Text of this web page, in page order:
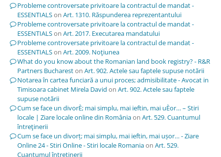
Probleme controversate privitoare la contractul de mandat -
ESSENTIALSon Art. 1310. Răspunderea reprezentantului
Probleme controversate privitoare la contractul de mandat -
ESSENTIALSon Art. 2017. Executarea mandatului
Probleme controversate privitoare la contractul de mandat -
ESSENTIALSon Art. 2009. Noţiunea
What do you know about the Romanian land book registry? - R&R
Partners Buchareston Art. 902. Actele sau faptele supuse notării
Notarea în cartea funciară a unui proces; admisibilitate - Avocat in
Timisoara cabinet Mirela David on Art. 902. Actele sau faptele
supuse notării
Cum se face un divorÈ; mai simplu, mai ieftin, mai uÈor… – Stiri
locale | Ziare locale online din Româniaon Art. 529. Cuantumul
întreţinerii
Cum se face un divorț; mai simplu, mai ieftin, mai ușor… - Ziare
Online 24 - Stiri Online - Stiri locale Romaniaon Art. 529.
Cuantumul întreţinerii